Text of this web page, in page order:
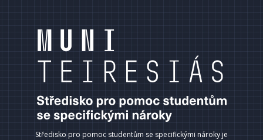
Středisko pro pomoc studentům se specifickými nároky je